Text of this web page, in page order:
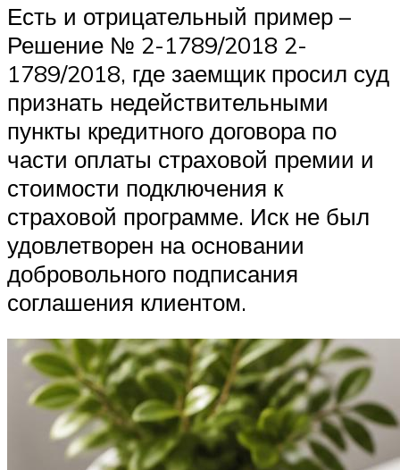
Есть и отрицательный пример –
Решение № 2-1789/2018 2-
1789/2018, где заемщик просил суд
признать недействительными
пункты кредитного договора по
части оплаты страховой премии и
стоимости подключения к
страховой программе. Иск не был
удовлетворен на основании
добровольного подписания
соглашения клиентом.